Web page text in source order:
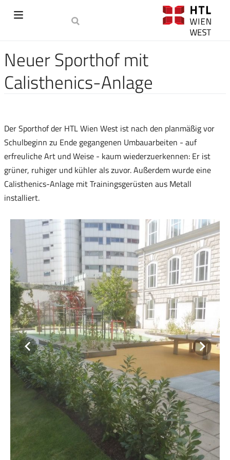
Neuer Sporthof mit
Calisthenics-Anlage
Der Sporthof der HTL Wien West ist nach den planmäßig vor
Schulbeginn zu Ende gegangenen Umbauarbeiten - auf
erfreuliche Art und Weise - kaum wiederzuerkennen: Er ist
grüner, ruhiger und kühler als zuvor. Außerdem wurde eine
Calisthenics-Anlage mit Trainingsgerüsten aus Metall
installiert.